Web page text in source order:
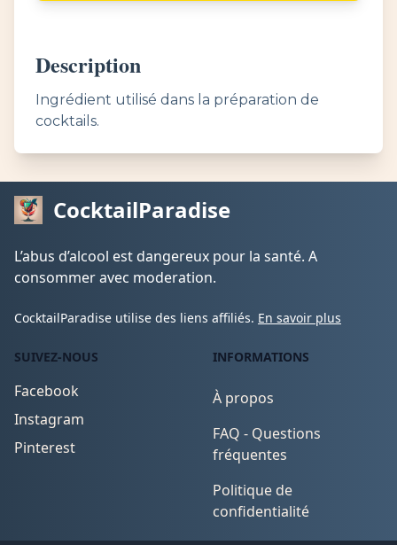
Description
Ingrédient utilisé dans la préparation de
cocktails.
CocktailParadise
L’abus d’alcool est dangereux pour la santé. A
consommer avec moderation.
CocktailParadise utilise des liens affiliés. En savoir plus
SUIVEZ-NOUS
Facebook
Instagram
Pinterest
INFORMATIONS
À propos
FAQ - Questions
fréquentes
Politique de
confidentialité